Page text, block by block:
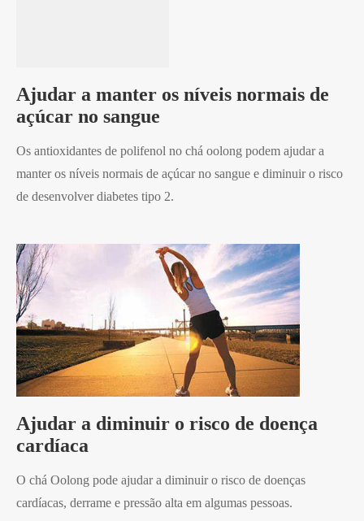
Ajudar a manter os níveis normais de
açúcar no sangue
Os antioxidantes de polifenol no chá oolong podem ajudar a
manter os níveis normais de açúcar no sangue e diminuir o risco
de desenvolver diabetes tipo 2.
Ajudar a diminuir o risco de doença
cardíaca
O chá Oolong pode ajudar a diminuir o risco de doenças
cardíacas, derrame e pressão alta em algumas pessoas.